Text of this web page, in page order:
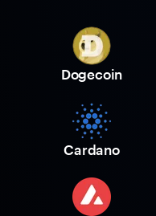
Dogecoin
Cardano